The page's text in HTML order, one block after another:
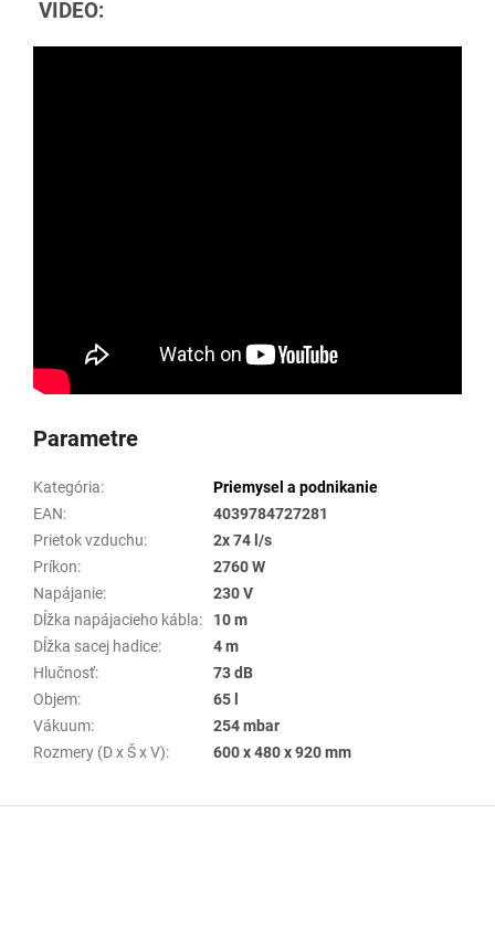
VIDEO:
Parametre
Kategória:
Priemysel a podnikanie
EAN:
4039784727281
Prietok vzduchu:
2x 74 l/s
Príkon:
2760 W
Napájanie:
230 V
Dĺžka napájacieho kábla:
10 m
Dĺžka sacej hadice:
4 m
Hlučnosť:
73 dB
Objem:
65 l
Vákuum:
254 mbar
Rozmery (D x Š x V): 600 x 480 x 920 mm